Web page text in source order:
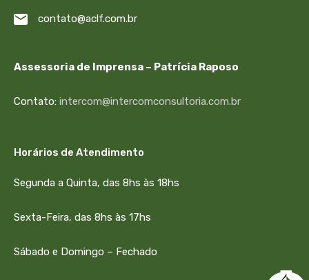
contato@aclf.com.br
Assessoria de Imprensa – Patrícia Raposo
Contato: intercom@intercomconsultoria.com.br
Horários de Atendimento
Segunda a Quinta, das 8hs às 18hs
Sexta-Feira, das 8hs às 17hs
Sábado e Domingo – Fechado